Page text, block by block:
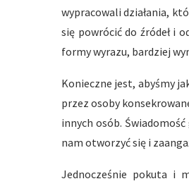
wypracowali działania,
się powrócić do źródeł i
formy wyrazu, bardziej
Konieczne jest, abyśmy
przez osoby
innych osób.
nam otworzyć się i
Jednocześnie pokuta i